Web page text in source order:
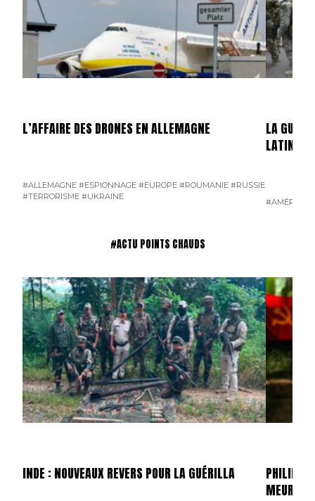
L’AFFAIRE DES DRONES EN ALLEMAGNE
#ALLEMAGNE #ESPIONNAGE #EUROPE #ROUMANIE #RUSSIE
#TERRORISME #UKRAINE
LA
LATINE
#ACTU POINTS CHAUDS
INDE : NOUVEAUX REVERS POUR LA GUÉRILLA